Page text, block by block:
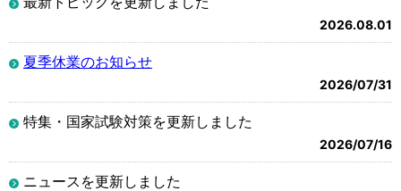
2026.08.01
夏季休業のお知らせ
2026/07/31
特集・国家試験対策を更新しました
2026/07/16
ニュースを更新しました